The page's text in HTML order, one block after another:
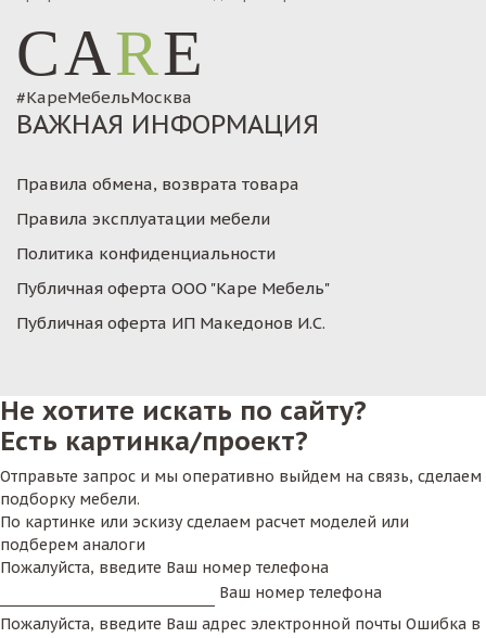
CARE
#КареМебельМосква
ВАЖНАЯ ИНФОРМАЦИЯ
Правила обмена, возврата товара
Правила эксплуатации мебели
Политика конфиденциальности
Публичная оферта ООО "Каре Мебель"
Публичная оферта ИП Македонов И.С.
Не хотите искать по сайту?
Есть картинка/проект?
Отправьте запрос и мы оперативно выйдем на связь, сделаем
подборку мебели.
По картинке или эскизу сделаем расчет моделей или
подберем аналоги
Пожалуйста, введите Ваш номер телефона
Ваш номер телефона
Пожалуйста, введите Ваш адрес электронной почты Ошибка в